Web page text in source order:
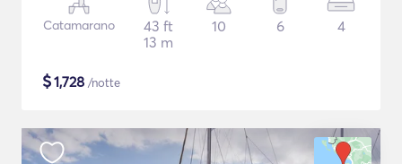
Catamarano
43 ft
13 m
10 6 4
$1,728 /notte